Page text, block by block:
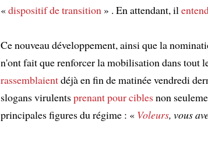
«dispositif de transition » . En attendant, il
Ce nouveau développement, ainsi que la
n'ont fait que renforcer la mobilisation dans tout
rassemblaientdéjà en fin de matinée vendredi
slogans virulentsprenant pour ciblesnon
principales figures du régime : « Voleurs, vous